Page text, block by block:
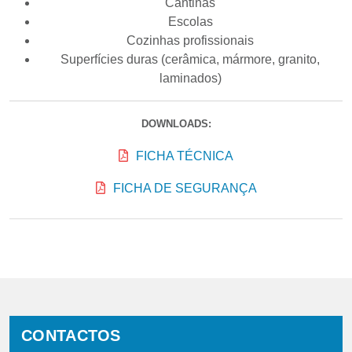
Cantinas
Escolas
Cozinhas profissionais
Superfícies duras (cerâmica, mármore, granito,
laminados)
DOWNLOADS:
FICHA TÉCNICA
FICHA DE SEGURANÇA
CONTACTOS